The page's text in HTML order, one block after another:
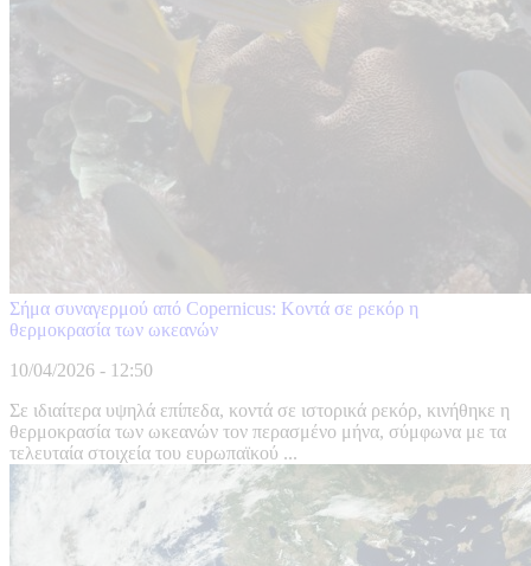
Σήμα συναγερμού από Copernicus: Κοντά σε ρεκόρ η
θερμοκρασία των ωκεανών
10/04/2026 - 12:50
Σε ιδιαίτερα υψηλά επίπεδα, κοντά σε ιστορικά ρεκόρ, κινήθηκε η
θερμοκρασία των ωκεανών τον περασμένο μήνα, σύμφωνα με τα
τελευταία στοιχεία του ευρωπαϊκού ...